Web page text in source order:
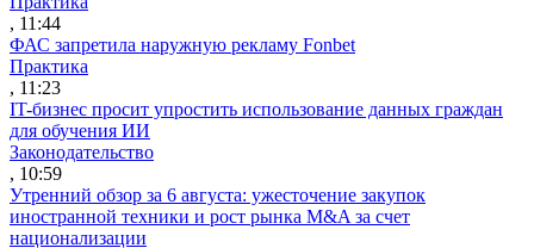
, 11:44
ФАС запретила наружную рекламу Fonbet
Практика
, 11:23
IT-бизнес просит упростить использование данных граждан
для обучения ИИ
Законодательство
, 10:59
Утренний обзор за 6 августа: ужесточение закупок
иностранной техники и рост рынка M&A за счет
национализации